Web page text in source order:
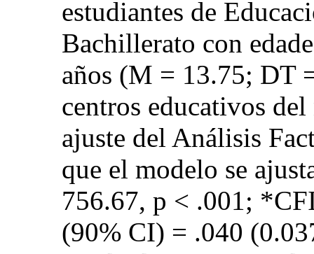
estudiantes de
Bachillerato con
años (M = 13.75; DT
centros educativos
ajuste del Análisis
que el modelo se
756.67, p < .001;
(90% CI) = .040